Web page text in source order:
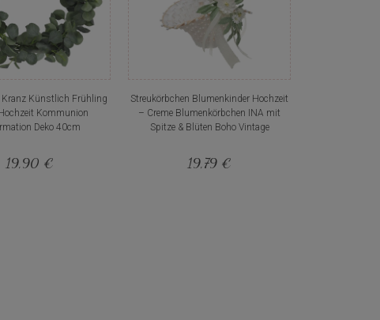
Kranz Künstlich Frühling
Kommunion
Deko 40cm
19,90 €
Streukörbchen Blumenkinder Hochzeit
– Creme Blumenkörbchen INA mit
Spitze & Blüten Boho Vintage
19,79 €